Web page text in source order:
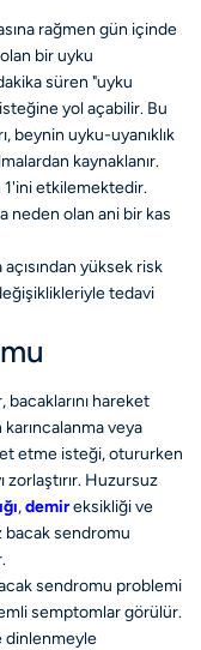
rağmen gün içinde
bir uyku
süren "uyku
yol açabilir. Bu
beynin uyku-uyanıklık
kaynaklanır.
1'ini etkilemektedir.
neden olan ani bir kas
yüksek risk
tedavi
bacaklarını hareket
veya
etme isteği, otururken
zorlaştırır. Huzursuz
,demireksikliği ve
bacak sendromu
sendromu problemi
semptomlar görülür.
dinlenmeyle